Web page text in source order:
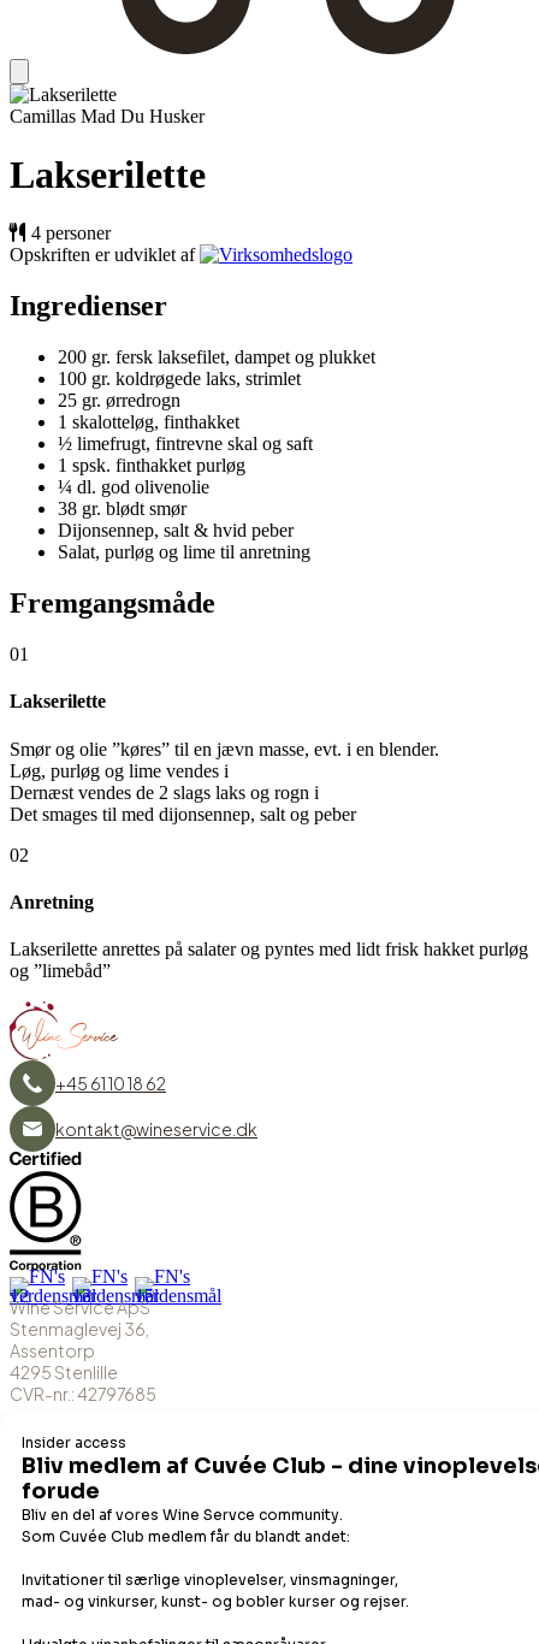
Camillas Mad Du Husker
Lakserilette
4 personer
Opskriften er udviklet af
Ingredienser
200 gr. fersk laksefilet, dampet og plukket
100 gr. koldrøgede laks, strimlet
25 gr. ørredrogn
1 skalotteløg, finthakket
½ limefrugt, fintrevne skal og saft
1 spsk. finthakket purløg
¼ dl. god olivenolie
38 gr. blødt smør
Dijonsennep, salt & hvid peber
Salat, purløg og lime til anretning
Fremgangsmåde
01
Lakserilette
Smør og olie ”køres” til en jævn masse, evt. i en blender.
Løg, purløg og lime vendes i
Dernæst vendes de 2 slags laks og rogn i
Det smages til med dijonsennep, salt og peber
02
Anretning
Lakserilette anrettes på salater og pyntes med lidt frisk hakket purløg
og ”limebåd”
+45 61 10 18 62
kontakt@wineservice.dk
Wine Service ApS
Stenmaglevej 36,
Assentorp
4295 Stenlille
CVR-nr.: 42797685
MobilePay-nr.: 41712
DK-ØKO-100
Det flydende udvalg